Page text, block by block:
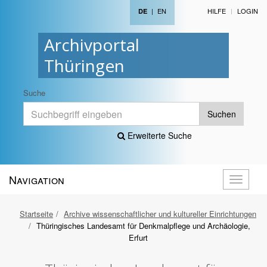
Archivportal
Thüringen
DE | EN HILFE LOGIN
Suche
Suchen
Erweiterte Suche
öffnen
Navigation
Startseite
Archive wissenschaftlicher und kultureller Einrichtungen
Thüringisches Landesamt für Denkmalpflege und Archäologie,
Erfurt